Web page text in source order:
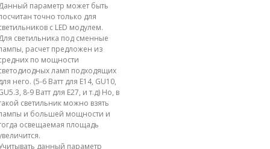
параметр может быть
точно только для
с LED модулем.
светильника под сменные
расчет предложен из
по мощности
ламп подходящих
него. (5-6 Ватт для E14, GU10,
8-9 Ватт для E27, и т.д) Но, в
светильник можно взять
и большей мощности и
освещаемая площадь
данный параметр